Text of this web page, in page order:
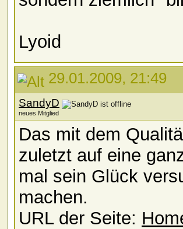
Lyoid
29.01.2009, 21:49
SandyD
neues Mitglied
Das mit dem
zuletzt auf eine
mal sein Glück
machen.
URL der Seite: